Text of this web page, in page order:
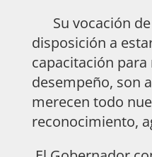
Su vocación de
disposición a
capacitación
desempeño, son
merecen todo
reconocimiento,